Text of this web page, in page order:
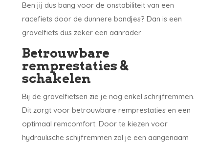
Ben jij dus bang voor de onstabiliteit van een
racefiets door de dunnere bandjes? Dan is een
gravelfiets dus zeker een aanrader.
Betrouwbare
remprestaties &
schakelen
Bij de gravelfietsen zie je nog enkel schrijfremmen.
Dit zorgt voor betrouwbare remprestaties en een
optimaal remcomfort. Door te kiezen voor
hydraulische schijfremmen zal je een aangenaam